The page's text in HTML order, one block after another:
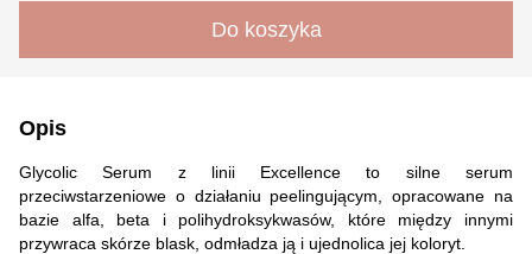
Do koszyka
Opis
Glycolic Serum z linii Excellence to silne serum
przeciwstarzeniowe o działaniu peelingującym, opracowane na
bazie alfa, beta i polihydroksykwasów, które między innymi
przywraca skórze blask, odmładza ją i ujednolica jej koloryt.